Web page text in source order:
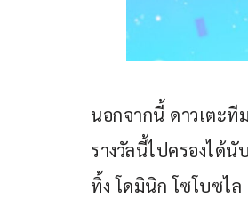
นอกจากนี้ ดาวเตะที
รางวัลนี้ไปครองได้นั
ทิ้ง โดมินิก โซโบซไ